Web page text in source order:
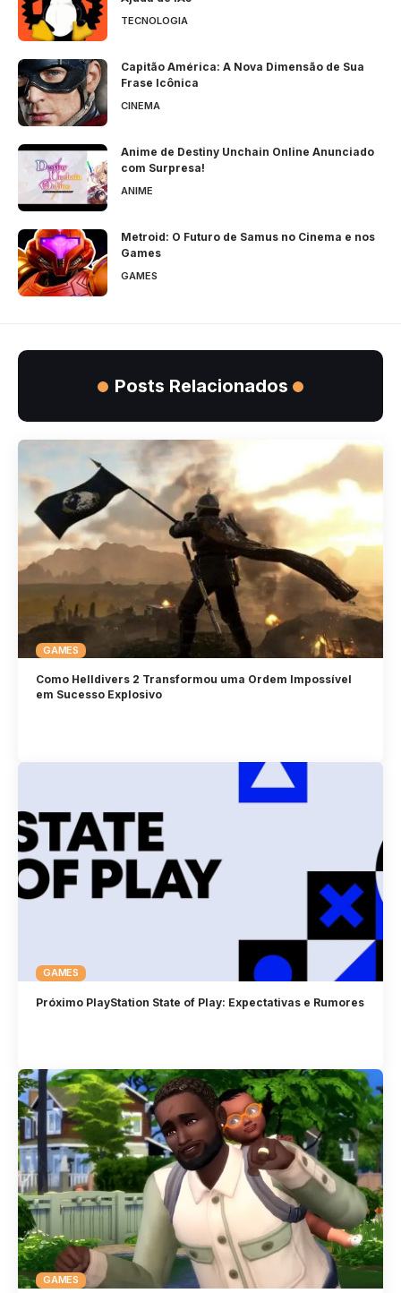
TECNOLOGIA
Capitão América: A Nova Dimensão de Sua
Frase Icônica
CINEMA
Anime de Destiny Unchain Online Anunciado
com Surpresa!
ANIME
Metroid: O Futuro de Samus no Cinema e nos
Games
GAMES
Posts Relacionados
GAMES
Como Helldivers 2 Transformou uma Ordem Impossível
em Sucesso Explosivo
GAMES
Próximo PlayStation State of Play: Expectativas e Rumores
GAMES